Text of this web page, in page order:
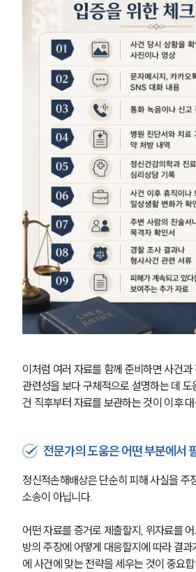
이처럼 여러 자료를 함께 준비하면 사건과
관련성을 보다 구체적으로 설명하는 데
건 직후부터 자료를 보관하는 것이 이후
전문가의 도움은 어떤 부분에서
정신적손해배상은 단순히 피해 사실을 주
소송이 아닙니다.
어떤 자료를 증거로 제출할지, 위자료를
방의 주장에 어떻게 대응할지에 따라 결
에 사건에 맞는 전략을 세우는 것이 중요합